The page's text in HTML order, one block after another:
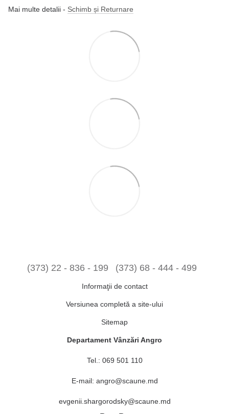
Mai multe detalii - Schimb și Returnare
(373) 22 - 836 - 199 (373) 68 - 444 - 499
Informaţii de contact
Versiunea completă a site-ului
Sitemap
Departament Vânzări Angro
Tel.: 069 501 110
E-mail: angro@scaune.md
evgenii.shargorodsky@scaune.md